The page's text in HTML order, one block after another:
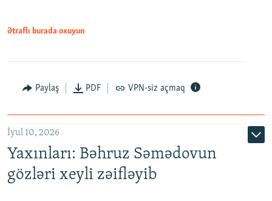
Ətraflı burada oxuyun
Paylaş PDF VPN-siz açmaq
İyul 10, 2026
Yaxınları: Bəhruz Səmədovun
gözləri xeyli zəifləyib